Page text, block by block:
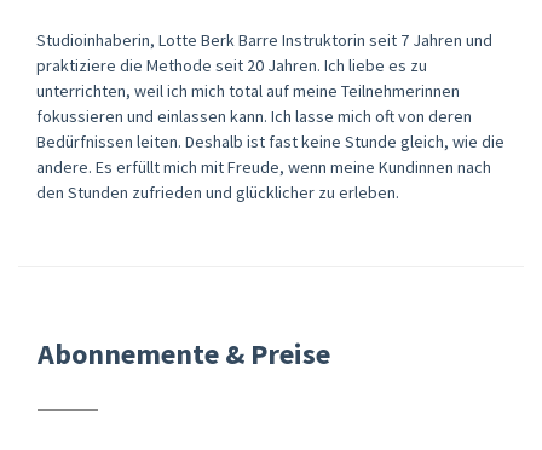
Studioinhaberin, Lotte Berk Barre Instruktorin seit 7 Jahren und
praktiziere die Methode seit 20 Jahren. Ich liebe es zu
unterrichten, weil ich mich total auf meine Teilnehmerinnen
fokussieren und einlassen kann. Ich lasse mich oft von deren
Bedürfnissen leiten. Deshalb ist fast keine Stunde gleich, wie die
andere. Es erfüllt mich mit Freude, wenn meine Kundinnen nach
den Stunden zufrieden und glücklicher zu erleben.
Abonnemente & Preise